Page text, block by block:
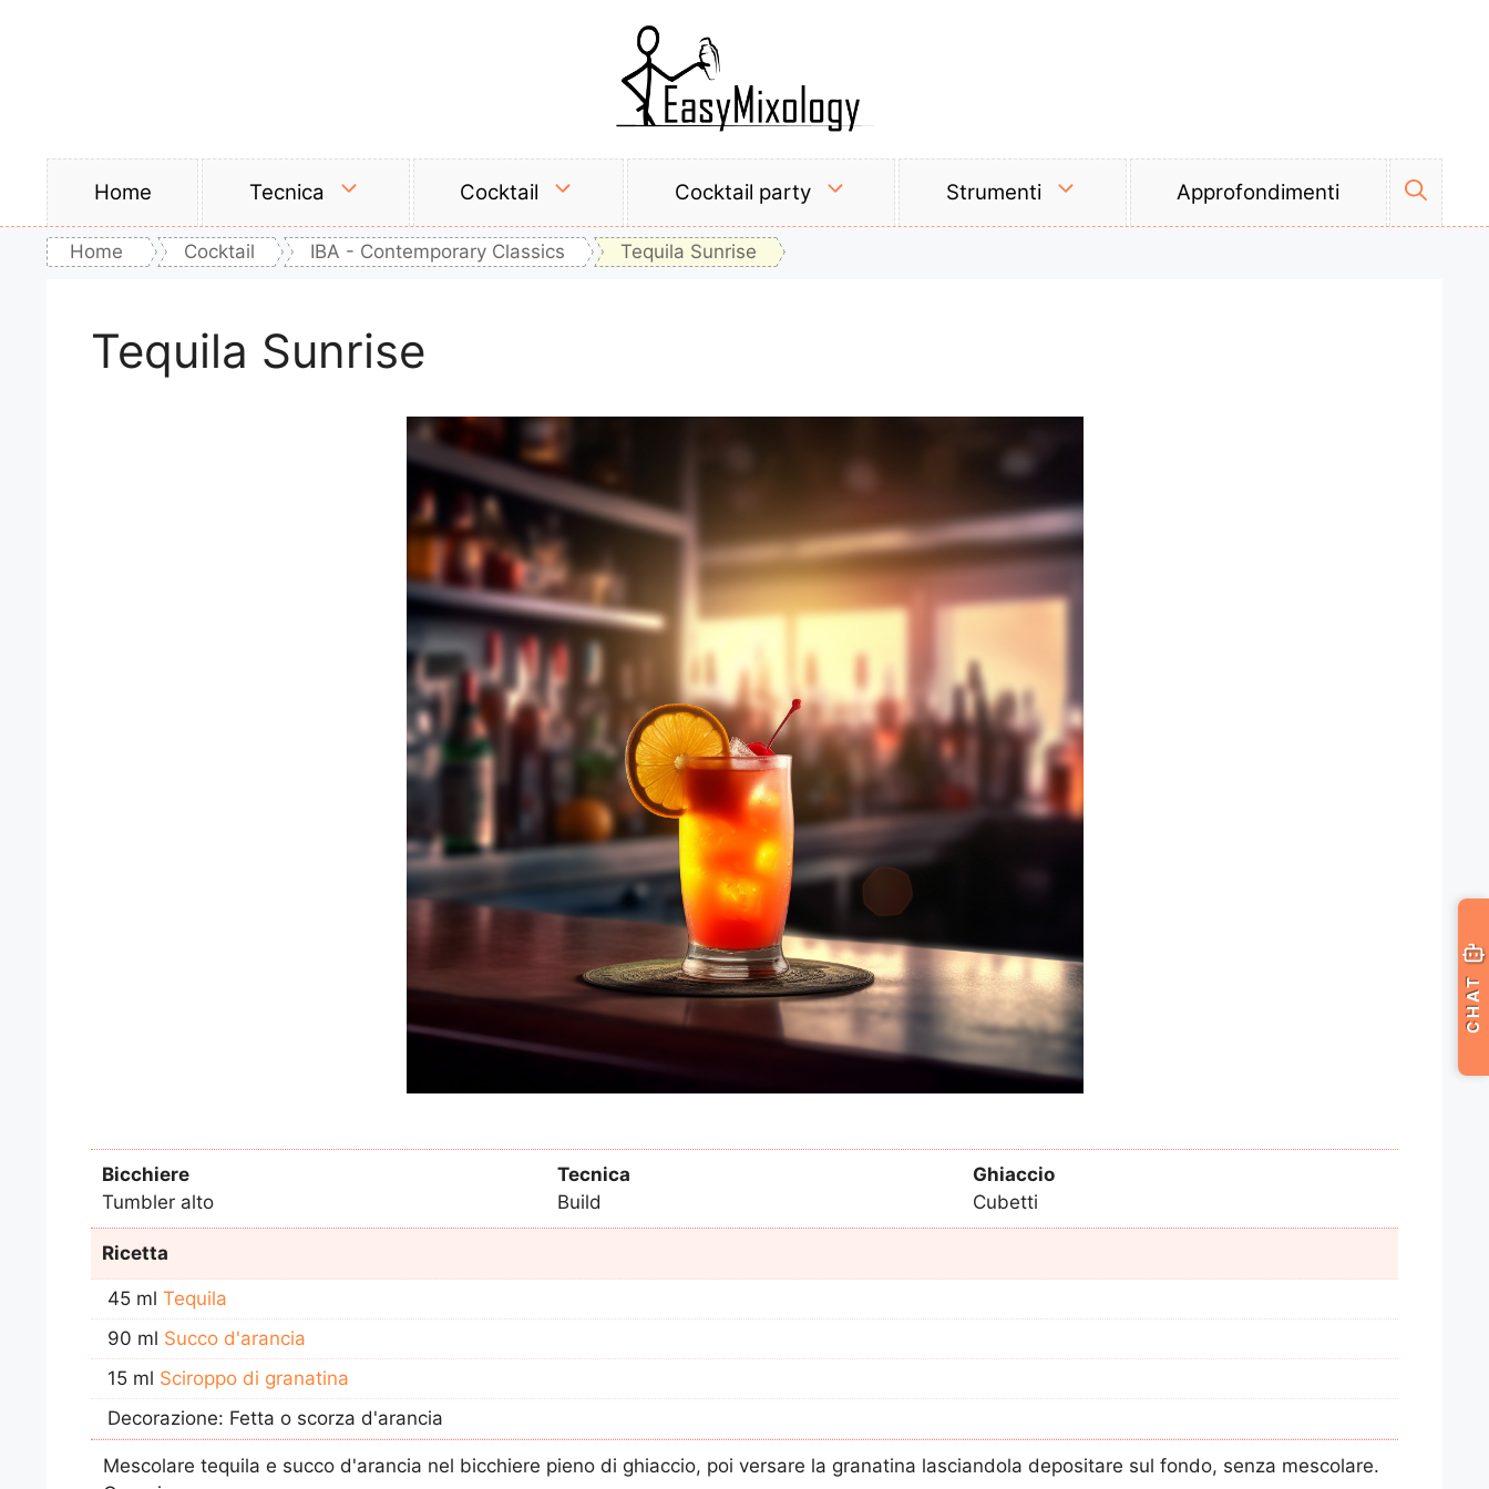
Home Tecnica Cocktail Cocktail party Strumenti Approfondimenti
Home Cocktail IBA - Contemporary Classics Tequila Sunrise
Tequila Sunrise
Bicchiere
Tumbler alto
Tecnica
Build
Ghiaccio
Cubetti
Ricetta
45 ml Tequila
90 ml Succo d'arancia
15 ml Sciroppo di granatina
Decorazione: Fetta o scorza d'arancia
Mescolare tequila e succo d'arancia nel bicchiere pieno di ghiaccio, poi versare la granatina lasciandola depositare sul fondo, senza mescolare.
CHAT